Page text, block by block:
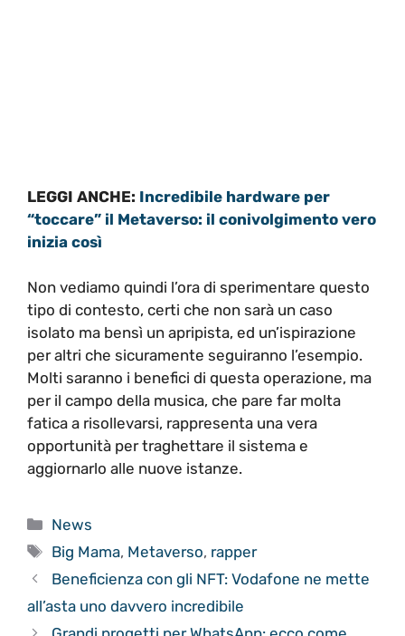
LEGGI ANCHE: Incredibile hardware per
“toccare” il Metaverso: il conivolgimento vero
inizia così
Non vediamo quindi l’ora di sperimentare questo
tipo di contesto, certi che non sarà un caso
isolato ma bensì un apripista, ed un’ispirazione
per altri che sicuramente seguiranno l’esempio.
Molti saranno i benefici di questa operazione, ma
per il campo della musica, che pare far molta
fatica a risollevarsi, rappresenta una vera
opportunità per traghettare il sistema e
aggiornarlo alle nuove istanze.
Categorie
News
Tag
Big Mama, Metaverso, rapper
Beneficienza con gli NFT: Vodafone ne mette
all’asta uno davvero incredibile